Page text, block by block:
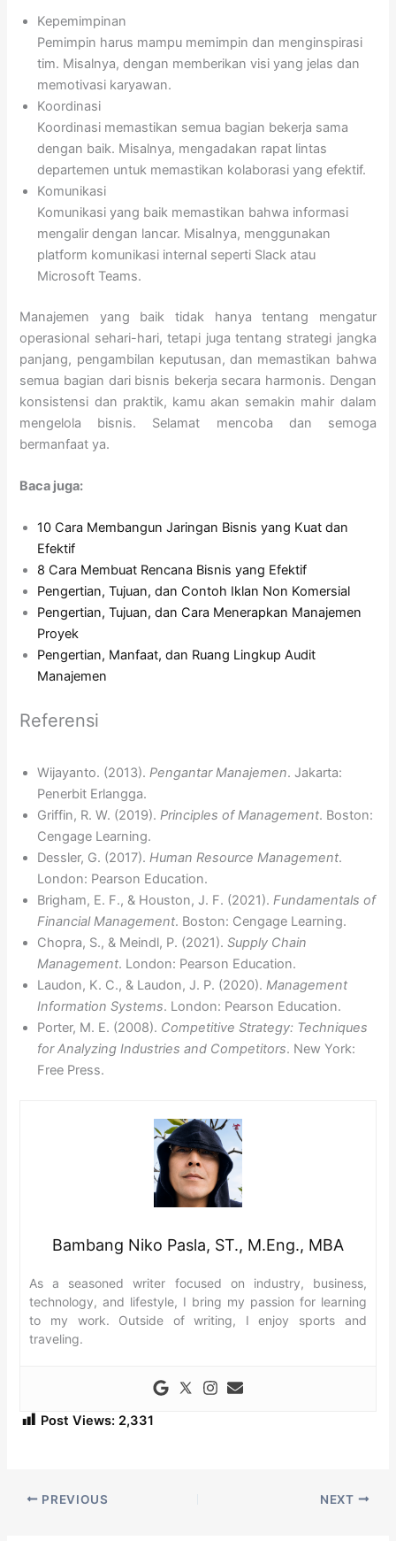
Kepemimpinan
Pemimpin harus mampu memimpin dan menginspirasi
tim. Misalnya, dengan memberikan visi yang jelas dan
memotivasi karyawan.
Koordinasi
Koordinasi memastikan semua bagian bekerja sama
dengan baik. Misalnya, mengadakan rapat lintas
departemen untuk memastikan kolaborasi yang efektif.
Komunikasi
Komunikasi yang baik memastikan bahwa informasi
mengalir dengan lancar. Misalnya, menggunakan
platform komunikasi internal seperti Slack atau
Microsoft Teams.
Manajemen yang baik tidak hanya tentang mengatur
operasional sehari-hari, tetapi juga tentang strategi jangka
panjang, pengambilan keputusan, dan memastikan bahwa
semua bagian dari bisnis bekerja secara harmonis. Dengan
konsistensi dan praktik, kamu akan semakin mahir dalam
mengelola bisnis. Selamat mencoba dan semoga
bermanfaat ya.
Baca juga:
10 Cara Membangun Jaringan Bisnis yang Kuat dan
Efektif
8 Cara Membuat Rencana Bisnis yang Efektif
Pengertian, Tujuan, dan Contoh Iklan Non Komersial
Pengertian, Tujuan, dan Cara Menerapkan Manajemen
Proyek
Pengertian, Manfaat, dan Ruang Lingkup Audit
Manajemen
Referensi
Wijayanto. (2013).Pengantar Manajemen. Jakarta:
Penerbit Erlangga.
Griffin, R. W. (2019).Principles of Management. Boston:
Cengage Learning.
Dessler, G. (2017).Human Resource Management.
London: Pearson Education.
Brigham, E. F., & Houston, J. F. (2021).Fundamentals of
Financial Management. Boston: Cengage Learning.
Chopra, S., & Meindl, P. (2021).Supply Chain
Management. London: Pearson Education.
Laudon, K. C., & Laudon, J. P. (2020).Management
Information Systems. London: Pearson Education.
Porter, M. E. (2008). Competitive Strategy: Techniques
for Analyzing Industries and Competitors. New York:
Free Press.
Bambang Niko Pasla, ST., M.Eng., MBA
As a seasoned writer focused on industry, business,
technology, and lifestyle, I bring my passion for learning
to my work. Outside of writing, I enjoy sports and
traveling.
Post Views: 2,331
PREVIOUS NEXT